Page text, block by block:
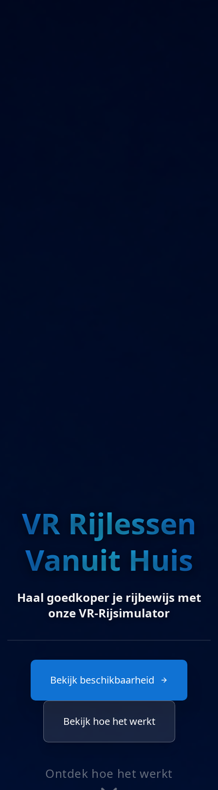
VR Rijlessen
Vanuit Huis
Haal goedkoper je rijbewijs met
onze VR-Rijsimulator
Druk voor geluid
Bekijk beschikbaarheid
Bekijk hoe het werkt
Ontdek hoe het werkt